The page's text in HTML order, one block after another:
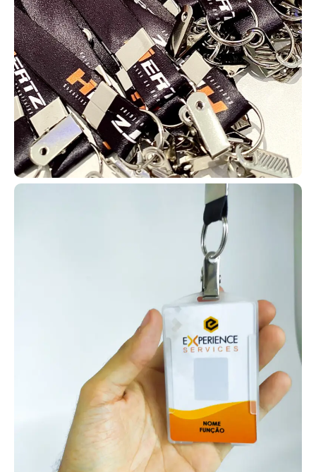
Identificação em PVC para igrejas
Está procurando onde fabricar
carteirinhas para sua igreja em
Carapicuíba – SP? Você encontrou
o local ideal! A AlternativaCard
desenvolve carteirinhas para
membros com diversos dados
personalizados como nome, foto,
endereço, filiação e tudo mais que
for necessário.
Vale destacar que possuímos uma grande infinidade de modelos
disponíveis, permitindo que você escolha aquele que melhor se
adapta ao formato e necessidade da sua igreja. Assim, é possível
personalizar totalmente o material de acordo com sua
Dessa forma, é possível fortalecer a fidelização da sua
membresia e utilizar os cartões em diferentes atividades, como
missões de evangelização em hospitais, abrigos, projetos sociais
e até missões internacionais.
Cartão PVC sob medida com personalização
Os cartões em PVC personalizados podem ser aplicados em
diferentes situações, como clubes de benefícios, associações e
planos de saúde, além de controle de acesso e fidelização de